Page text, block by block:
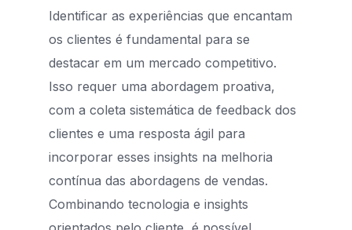
Identificar as experiências que encantam
os clientes é fundamental para se
destacar em um mercado competitivo.
Isso requer uma abordagem proativa,
com a coleta sistemática de feedback dos
clientes e uma resposta ágil para
incorporar esses insights na melhoria
contínua das abordagens de vendas.
Combinando tecnologia e insights